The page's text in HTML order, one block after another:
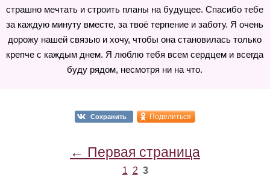
страшно мечтать и строить планы на будущее. Спасибо тебе
за каждую минуту вместе, за твоё терпение и заботу. Я очень
дорожу нашей связью и хочу, чтобы она становилась только
крепче с каждым днем. Я люблю тебя всем сердцем и всегда
буду рядом, несмотря ни на что.
Сохранить Поделиться
← Первая страница
1 2 3